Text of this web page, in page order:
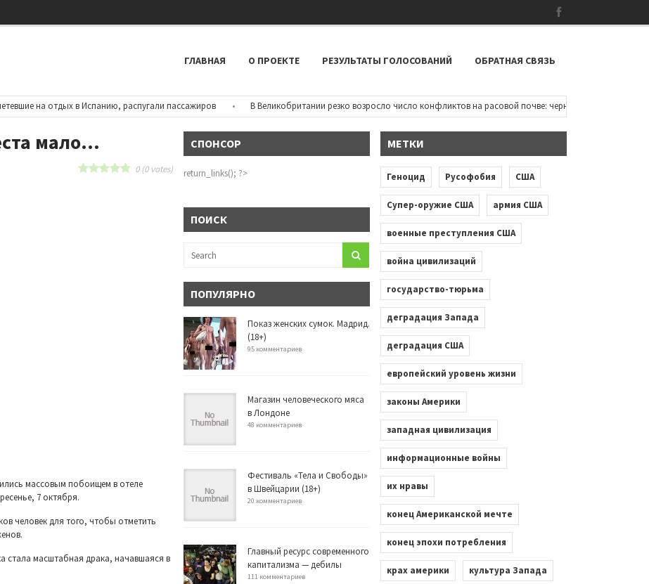
ГЛАВНАЯ О ПРОЕКТЕ РЕЗУЛЬТАТЫ ГОЛОСОВАНИЙ ОБРАТНАЯ СВЯЗЬ
на отдых в Испанию, распугали пассажиров В Великобритании резко возросло число конфликтов на расовой почве: чернокожие дети
мало…
0(0votes)
массовым побоищем в отеле
7 октября.
человек для того, чтобы отметить
стала масштабная драка, начавшаяся в
СПОНСОР
return_links(); ?>
ПОИСК
ПОПУЛЯРНО
Показ женских сумок. Мадрид.
(18+)
95 комментариев
Магазин человеческого мяса
в Лондоне
48 комментариев
Фестиваль «Тела и Свободы»
в Швейцарии (18+)
20 комментариев
Главный ресурс современного
капитализма — дебилы
111 комментариев
МЕТКИ
Геноцид Русофобия США
Супер-оружие США армия США
военные преступления США
война цивилизаций
государство-тюрьма
деградация Запада
деградация США
европейский уровень жизни
законы Америки
западная цивилизация
информационные войны
их нравы
конец Американской мечте
конец эпохи потребления
крах америки культура Запада